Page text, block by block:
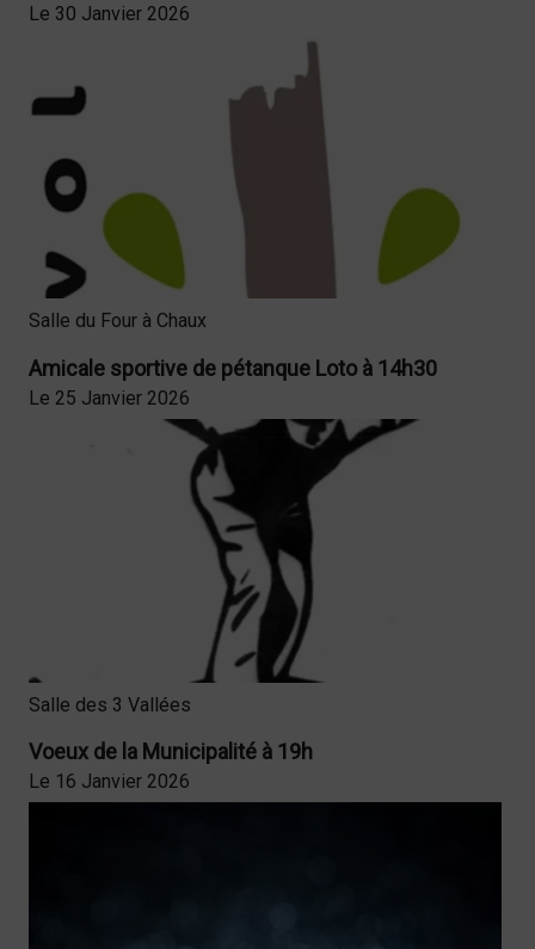
Le 30 Janvier 2026
Salle du Four à Chaux
Amicale sportive de pétanque Loto à 14h30
Le 25 Janvier 2026
Salle des 3 Vallées
Voeux de la Municipalité à 19h
Le 16 Janvier 2026